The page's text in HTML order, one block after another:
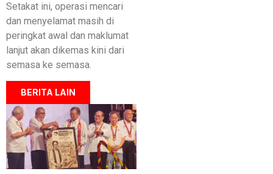
Setakat ini, operasi mencari
dan menyelamat masih di
peringkat awal dan maklumat
lanjut akan dikemas kini dari
semasa ke semasa.
BERITA LAIN